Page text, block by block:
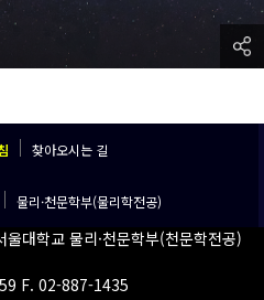
찾아오시는 길
물리·천문학부(물리학전공)
대학교 물리·천문학부(천문학전공)
F. 02-887-1435